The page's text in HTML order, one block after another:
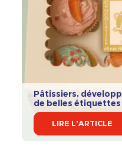
Pâtissiers,
de belles étiquettes
LIRE L'ARTICLE